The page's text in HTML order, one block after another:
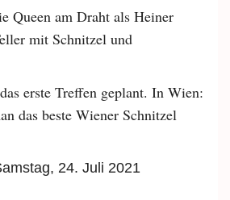
Queen am Draht als Heiner
mit Schnitzel und
erste Treffen geplant. In Wien:
das beste Wiener Schnitzel
24. Juli 2021